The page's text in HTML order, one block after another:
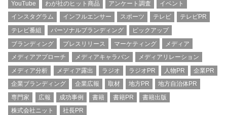
YouTube
わが社のヒット商品 アンケート調査
イベント
インスタグラム
インフルエンサー スポーツ テレビ
テレビPR
テレビ番組
パーソナルブランディング
ピックアップ
ブランディング
プレスリリース マーケティング
メディア
メディアアプローチ
メディアキャラバン
メディアリレーション
メディア分析
メディア露出 ラジオ ラジオPR 人物PR
企業PR
企業ブランディング
企業広報 取材 地方PR
地方自治体PR
専門家
広報 成功事例 書籍 書籍PR
書籍出版
株式会社ニット
社長PR